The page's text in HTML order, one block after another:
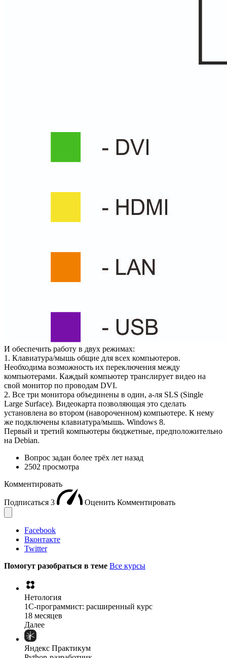
И обеспечить работу в двух режимах:
1. Клавиатура/мышь общие для всех компьютеров.
Необходима возможность их переключения между
компьютерами. Каждый компьютер транслирует видео на
свой монитор по проводам DVI.
2. Все три монитора объединены в один, а-ля SLS (Single
Large Surface). Видеокарта позволяющая это сделать
установлена во втором (навороченном) компьютере. К нему
же подключены клавиатура/мышь. Windows 8.
Первый и третий компьютеры бюджетные, предположительно
на Debian.
Вопрос задан более трёх лет назад
2502 просмотра
Комментировать
Подписаться 3 Оценить Комментировать
Facebook
Вконтакте
Twitter
Помогут разобраться в теме Все курсы
Нетология
1C-программист: расширенный курс
18 месяцев
Далее
Яндекс Практикум